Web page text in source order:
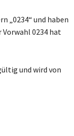
„0234“ und haben
0234 hat
und wird von